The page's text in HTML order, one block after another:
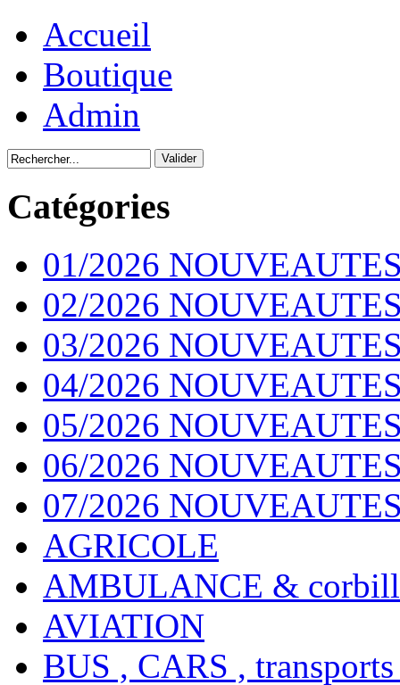
Accueil
Boutique
Admin
Catégories
01/2026
02/2026
03/2026
04/2026
05/2026
06/2026
07/2026
AGRICOLE
AMBULANCE &
AVIATION
BUS , CARS ,